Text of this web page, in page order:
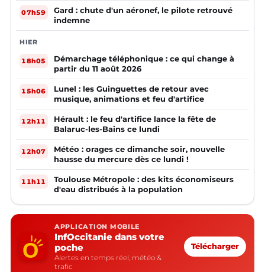
07h59
Gard : chute d'un aéronef, le pilote retrouvé
indemne
HIER
18h05
Démarchage téléphonique : ce qui change à
partir du 11 août 2026
15h06
Lunel : les Guinguettes de retour avec
musique, animations et feu d'artifice
12h11
Hérault : le feu d'artifice lance la fête de
Balaruc-les-Bains ce lundi
12h07
Météo : orages ce dimanche soir, nouvelle
hausse du mercure dès ce lundi !
11h11
Toulouse Métropole : des kits économiseurs
d'eau distribués à la population
APPLICATION MOBILE
InfOccitanie dans votre
poche
Alertes en temps réel, météo &
trafic
Télécharger